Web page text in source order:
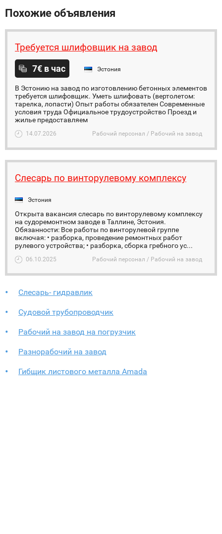
Похожие объявления
Требуется шлифовщик на завод
7€ в час Эстония
В Эстонию на завод по изготовлению бетонных элементов
требуется шлифовщик. Уметь шлифовать (вертолетом:
тарелка, лопасти) Опыт работы обязателен Современные
условия труда Официальное трудоустройство Проезд и
жилье предоставляем
14.07.2026 Рабочий персонал / Рабочий на завод
Слесарь по винторулевому комплексу
Эстония
Открыта вакансия слесарь по винторулевому комплексу
на судоремонтном заводе в Таллине, Эстония.
Обязанности: Все работы по винторулевой группе
включая: • разборка, проведение ремонтных работ
рулевого устройства; • разборка, сборка гребного ус...
06.10.2025 Рабочий персонал / Рабочий на завод
Слесарь- гидравлик
Судовой трубопроводчик
Рабочий на завод на погрузчик
Разнорабочий на завод
Гибщик листового металла Amada